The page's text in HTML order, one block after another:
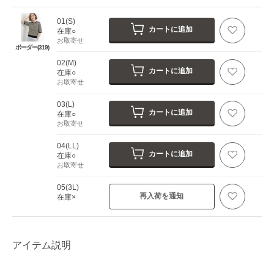
ボーダー(319)
01(S)
在庫○
お取寄せ
カートに追加
02(M)
在庫○
お取寄せ
カートに追加
03(L)
在庫○
お取寄せ
カートに追加
04(LL)
在庫○
お取寄せ
カートに追加
05(3L)
在庫×
再入荷を通知
アイテム説明